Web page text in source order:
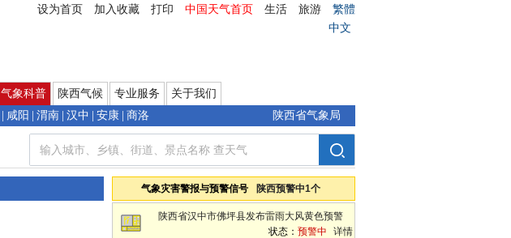
设为首页 加入收藏 打印 中国天气首页 生活 旅游
繁體
中文
气象科普 陕西气候 专业服务
关于我们
咸阳 渭南 汉中 安康 商洛 陕西省气象局
气象灾害警报与预警信号 陕西预警中1个
陕西省汉中市佛坪县发布雷雨大风黄色预警
状态： 预警中 详情